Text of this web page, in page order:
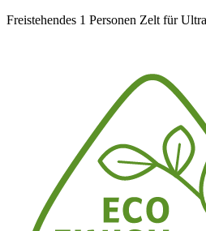
Freistehendes 1 Personen Zelt für